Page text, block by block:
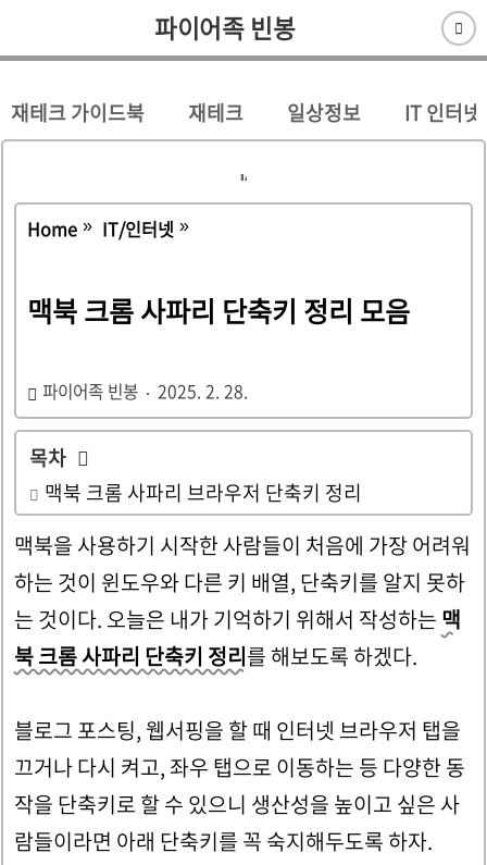
파이어족 빈봉
재테크 가이드북 재테크 일상정보 IT 인터넷
Home IT/인터넷
맥북 크롬 사파리 단축키 정리 모음
파이어족 빈봉 2025. 2. 28.
목차 
맥북 크롬 사파리 브라우저 단축키 정리
맥북을 사용하기 시작한 사람들이 처음에 가장 어려워
하는 것이 윈도우와 다른 키 배열, 단축키를 알지 못하
는 것이다. 오늘은 내가 기억하기 위해서 작성하는 맥
북 크롬 사파리 단축키 정리를 해보도록 하겠다.
블로그 포스팅, 웹서핑을 할 때 인터넷 브라우저 탭을
끄거나 다시 켜고, 좌우 탭으로 이동하는 등 다양한 동
작을 단축키로 할 수 있으니 생산성을 높이고 싶은 사
람들이라면 아래 단축키를 꼭 숙지해두도록 하자.